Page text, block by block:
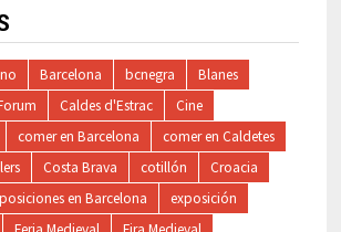
Barcelona bcnegra
Blanes
Caldes d'Estrac
Cine
comer en Barcelona
comer en Caldetes
Costa Brava cotillón
Croacia
en Barcelona
exposición